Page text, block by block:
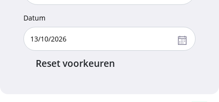
Datum
Reset voorkeuren